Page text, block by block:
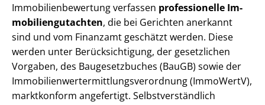
Im­mo­bi­li­en­be­wer­tung verfassen professionelle Im­
mo­bi­li­en­gut­ach­ten, die bei Gerichten anerkannt
sind und vom Finanzamt geschätzt werden. Diese
werden unter Be­rück­sich­ti­gung, der gesetzlichen
Vorgaben, des Baugesetzbuches (BauGB) sowie der
Im­mo­bi­li­en­wert­ermitt­lungs­ver­ord­nung (ImmoWertV),
marktkonform angefertigt. Selbst­ver­ständ­lich